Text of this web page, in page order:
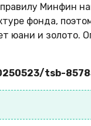
Минфин
фонда,
юани и золото.
tsb-